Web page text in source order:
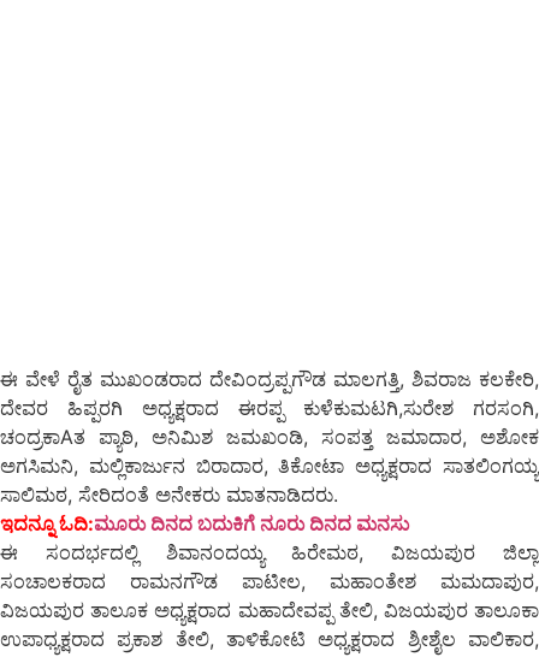
ಈ ವೇಳೆ ರೈತ ಮುಖಂಡರಾದ ದೇವಿಂದ್ರಪ್ಪಗೌಡ ಮಾಲಗತ್ತಿ, ಶಿವರಾಜ ಕಲಕೇರಿ,
ದೇವರ ಹಿಪ್ಪರಗಿ ಅಧ್ಯಕ್ಷರಾದ ಈರಪ್ಪ ಕುಳೆಕುಮಟಗಿ,ಸುರೇಶ ಗರಸಂಗಿ,
ಚಂದ್ರಕಾAತ ಪ್ಯಾಠಿ, ಅನಿಮಿಶ ಜಮಖಂಡಿ, ಸಂಪತ್ತ ಜಮಾದಾರ, ಅಶೋಕ
ಅಗಸಿಮನಿ, ಮಲ್ಲಿಕಾರ್ಜುನ ಬಿರಾದಾರ, ತಿಕೋಟಾ ಅಧ್ಯಕ್ಷರಾದ ಸಾತಲಿಂಗಯ್ಯ
ಸಾಲಿಮಠ, ಸೇರಿದಂತೆ ಅನೇಕರು ಮಾತನಾಡಿದರು.
ಇದನ್ನೂ ಓದಿ:ಮೂರು ದಿನದ ಬದುಕಿಗೆ ನೂರು ದಿನದ ಮನಸು
ಈ ಸಂದರ್ಭದಲ್ಲಿ ಶಿವಾನಂದಯ್ಯ ಹಿರೇಮಠ, ವಿಜಯಪುರ ಜಿಲ್ಲಾ
ಸಂಚಾಲಕರಾದ ರಾಮನಗೌಡ ಪಾಟೀಲ, ಮಹಾಂತೇಶ ಮಮದಾಪುರ,
ವಿಜಯಪುರ ತಾಲೂಕ ಅಧ್ಯಕ್ಷರಾದ ಮಹಾದೇವಪ್ಪ ತೇಲಿ, ವಿಜಯಪುರ ತಾಲೂಕಾ
ಉಪಾಧ್ಯಕ್ಷರಾದ ಪ್ರಕಾಶ ತೇಲಿ, ತಾಳಿಕೋಟಿ ಅಧ್ಯಕ್ಷರಾದ ಶ್ರೀಶೈಲ ವಾಲಿಕಾರ,